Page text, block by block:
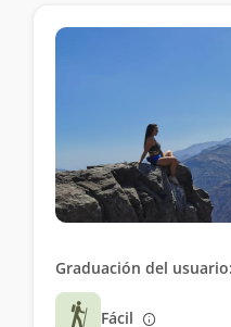
Graduación del usuario:
Fácil